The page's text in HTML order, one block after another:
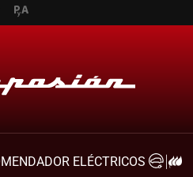
ELÉCTRICOS